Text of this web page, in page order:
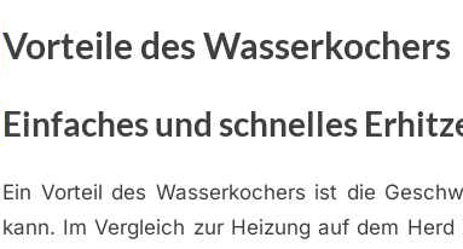
Vorteile des Wasserkochers
Einfaches und schnelles
Ein Vorteil des Wasserkochers ist die
kann. Im Vergleich zur Heizung auf dem